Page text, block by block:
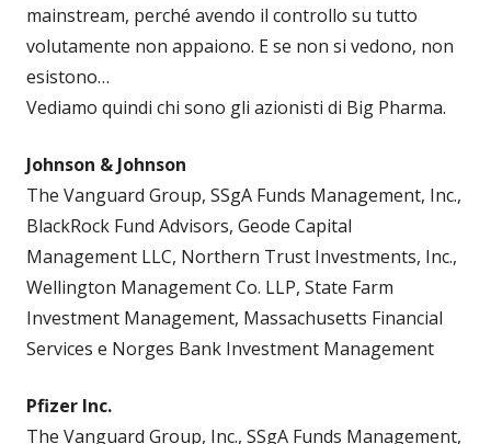
mainstream, perché avendo il controllo su tutto
volutamente non appaiono. E se non si vedono, non
esistono…
Vediamo quindi chi sono gli azionisti di Big Pharma.
Johnson & Johnson
The Vanguard Group, SSgA Funds Management, Inc.,
BlackRock Fund Advisors, Geode Capital
Management LLC, Northern Trust Investments, Inc.,
Wellington Management Co. LLP, State Farm
Investment Management, Massachusetts Financial
Services e Norges Bank Investment Management
Pfizer Inc.
The Vanguard Group, Inc., SSgA Funds Management,